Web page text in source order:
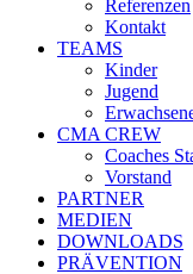
Referenzen
Kontakt
TEAMS
Kinder
Jugend
CMA CREW
Coaches
Vorstand
PARTNER
MEDIEN
DOWNLOADS
PRÄVENTION